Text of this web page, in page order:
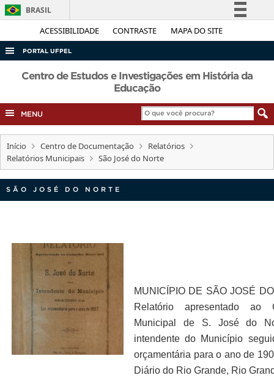
ACESSIBILIDADE CONTRASTE MAPA DO SITE
BRASIL
Simplifique!
Acesso à informação
Legislação
Canais
PORTAL UFPEL
ACESSO À INFORMAÇÃO
COBALTO
CONCURSOS
EDITAIS
Centro de Estudos e Investigações em História da
Educação
MENU
Início Centro de Documentação
Relatórios
Relatórios Municipais
São José do Norte
SÃO JOSÉ DO NORTE
MUNICÍPIO DE SÃO JOSÉ
Relatório apresentado ao
Municipal de S. José do
intendente do Município
orçamentária para o ano de
Diário do Rio Grande, Rio